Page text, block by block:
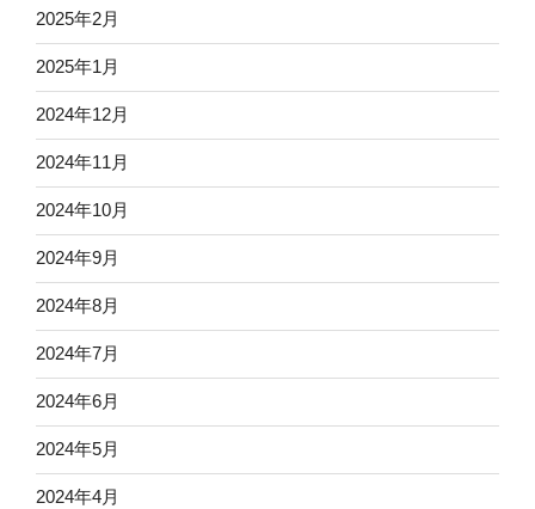
2025年2月
2025年1月
2024年12月
2024年11月
2024年10月
2024年9月
2024年8月
2024年7月
2024年6月
2024年5月
2024年4月